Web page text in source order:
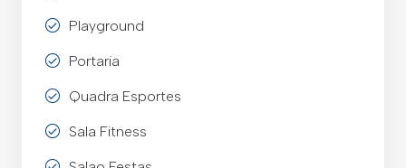
Playground
Portaria
Quadra Esportes
Sala Fitness